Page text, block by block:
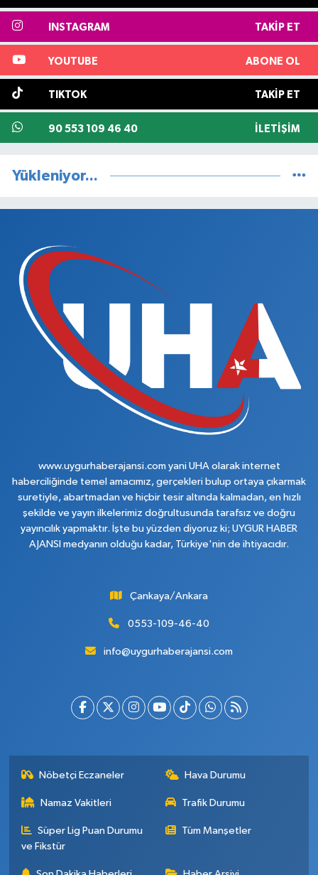
INSTAGRAM TAKIP ET
YOUTUBE ABONE OL
TIKTOK TAKIP ET
90 553 109 46 40 İLETIŞIM
Yükleniyor...
www.uygurhaberajansi.com yani UHA olarak internet
haberciliğinde temel amacımız, gerçekleri bulup ortaya çıkarmak
suretiyle, abartmadan ve hiçbir tesir altında kalmadan, en hızlı
şekilde ve yayın ilkelerimiz doğrultusunda tarafsız ve doğru
yayıncılık yapmaktır. İşte bu yüzden diyoruz ki; UYGUR HABER
AJANSI medyanın olduğu kadar, Türkiye'nin de ihtiyacıdır.
Çankaya/Ankara
0553-109-46-40
info@uygurhaberajansi.com
Nöbetçi Eczaneler Hava Durumu
Namaz Vakitleri Trafik Durumu
Süper Lig Puan Durumu
ve Fikstür
Tüm Manşetler